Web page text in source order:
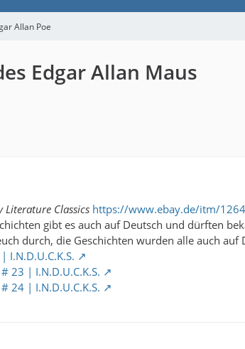
Allan Poe
Edgar Allan Maus
Literature Classics https://www.ebay.de/itm/
gibt es auch auf Deutsch und dürften
durch, die Geschichten wurden alle auch
I.N.D.U.C.K.S.
23 | I.N.D.U.C.K.S.
24 | I.N.D.U.C.K.S.